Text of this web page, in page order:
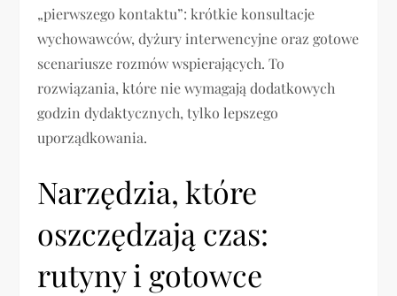
„pierwszego kontaktu”: krótkie konsultacje
wychowawców, dyżury interwencyjne oraz gotowe
scenariusze rozmów wspierających. To
rozwiązania, które nie wymagają dodatkowych
godzin dydaktycznych, tylko lepszego
uporządkowania.
Narzędzia, które
oszczędzają czas:
rutyny i gotowce